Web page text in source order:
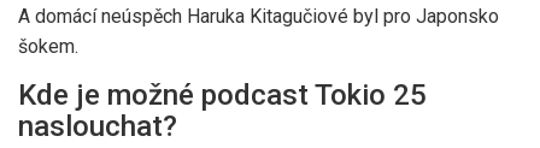
A domácí neúspěch Haruka Kitagučiové byl pro Japonsko
šokem.
Kde je možné podcast Tokio 25
naslouchat?